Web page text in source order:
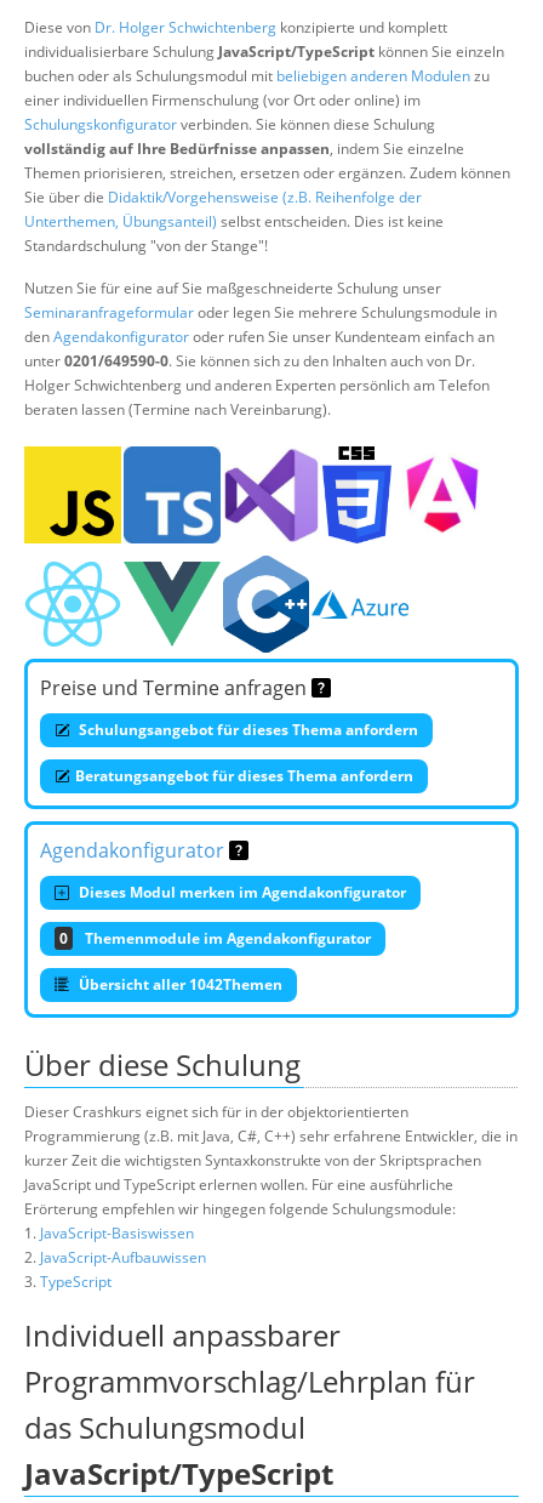
Suche
Diese von Dr. Holger Schwichtenberg konzipierte und komplett
individualisierbare Schulung JavaScript/TypeScript können Sie einzeln
buchen oder als Schulungsmodul mit beliebigen anderen Modulenzu
einer individuellen Firmenschulung (vor Ort oder online) im
Schulungskonfiguratorverbinden. Sie können diese Schulung
vollständig auf Ihre Bedürfnisse anpassen, indem Sie einzelne
Themen priorisieren, streichen, ersetzen oder ergänzen. Zudem können
Sie über die Didaktik/Vorgehensweise (z.B. Reihenfolge der
Unterthemen, Übungsanteil) selbst entscheiden. Dies ist keine
Standardschulung "von der Stange"!
Nutzen Sie für eine auf Sie maßgeschneiderte Schulung unser
Seminaranfrageformularoder legen Sie mehrere Schulungsmodule in
denAgendakonfiguratoroder rufen Sie unser Kundenteam einfach an
unter0201/649590-0. Sie können sich zu den Inhalten auch von Dr.
Holger Schwichtenberg und anderen Experten persönlich am Telefon
beraten lassen (Termine nach Vereinbarung).
Preise und Termine anfragen
Schulungsangebot für dieses Thema anfordern
Beratungsangebot für dieses Thema anfordern
Agendakonfigurator
Dieses Modul merken im Agendakonfigurator
0 Themenmodule im Agendakonfigurator
Übersicht aller 1042Themen
Über diese Schulung
Dieser Crashkurs eignet sich für in der objektorientierten
Programmierung (z.B. mit Java, C#, C++) sehr erfahrene Entwickler, die in
kurzer Zeit die wichtigsten Syntaxkonstrukte von der Skriptsprachen
JavaScript und TypeScript erlernen wollen. Für eine ausführliche
Erörterung empfehlen wir hingegen folgende Schulungsmodule:
1. JavaScript-Basiswissen
2. JavaScript-Aufbauwissen
3.TypeScript
Individuell anpassbarer
Programmvorschlag/Lehrplan für
das Schulungsmodul
JavaScript/TypeScript